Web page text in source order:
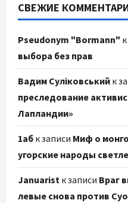
СВЕЖИЕ
Pseudonym "Bormann"
выбора без прав
Вадим Суліковський к
преследование
Лапландии»
1аб к записи Миф о
угорские народы
Januarist к записи Враг
левые снова против